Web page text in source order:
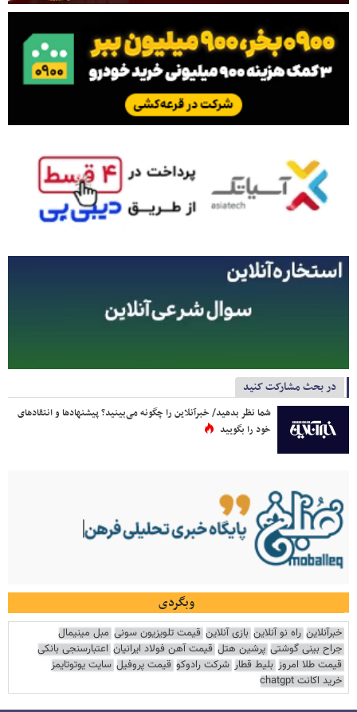
در بحث مشارکت کنید
شما نظر بدهید/ خبرآنلاین را چگونه می‌بینید؟ پیشنهادها و انتقادهای
خود را بگویید
وبگردی
خبرآنلاین راه نو آنلاین بازی آنلاین قیمت تلویزیون سونی مبل مینیمال
جراح بینی گوشتی پرشین هتل قیمت آهن فولاد ایرانیان اعتبارسنجی بانکی
قیمت طلا امروز بلیط قطار شرکت رادوکو قیمت پروفیل سایت یوتوتایمز
خرید اکانت chatgpt